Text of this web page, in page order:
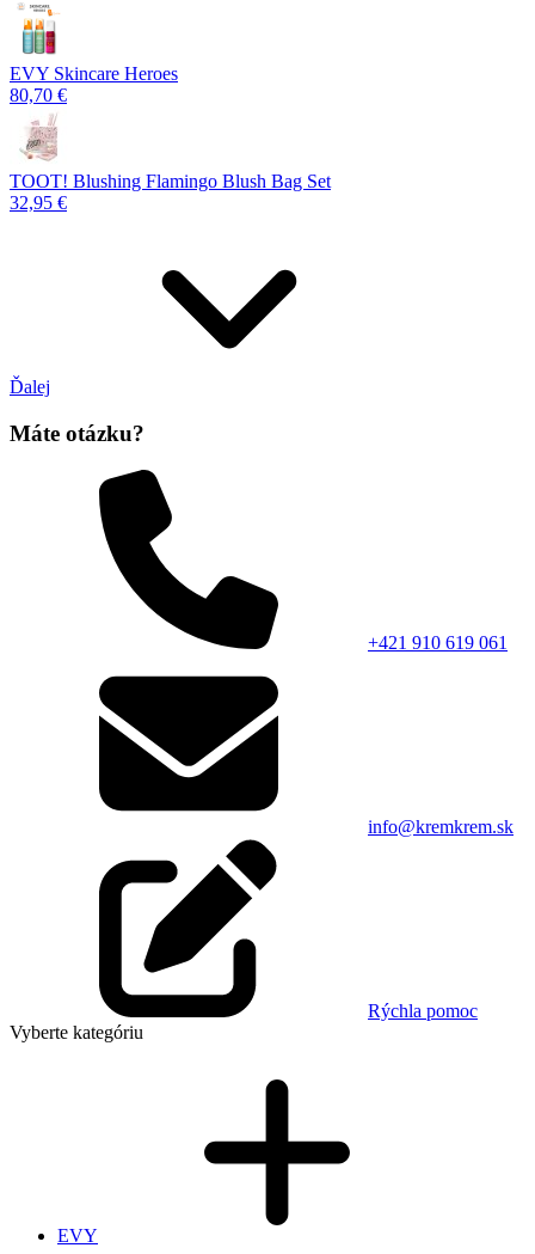
EVY Skincare Heroes
80,70 €
TOOT! Blushing Flamingo Blush Bag Set
32,95 €
Ďalej
Máte otázku?
+421 910 619 061
info@kremkrem.sk
Rýchla pomoc
Vyberte kategóriu
EVY